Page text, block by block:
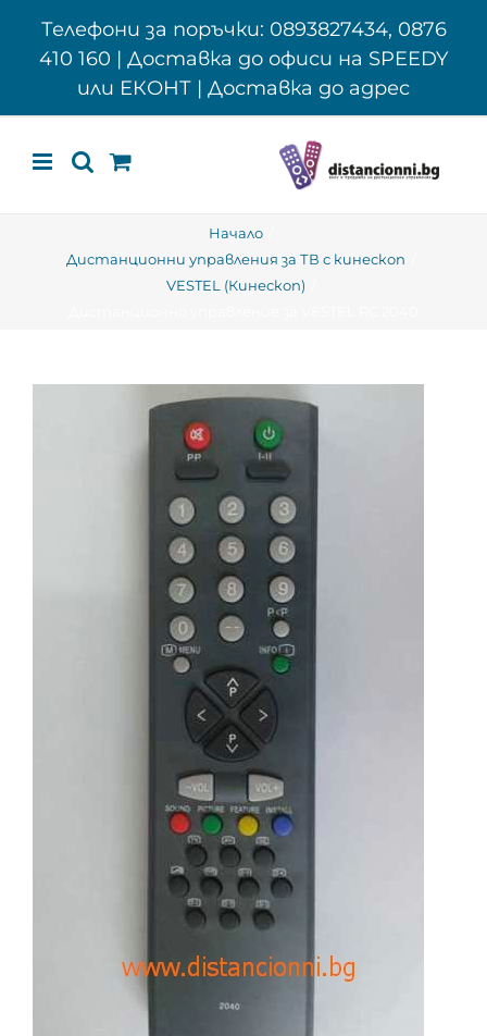
Телефони за поръчки: 0893827434, 0876
410 160 | Доставка до офиси на SPEEDY
или ЕКОНТ | Доставка до адрес
Начало
Дистанционни управления за ТВ с кинескоп
VESTEL (Кинескоп)